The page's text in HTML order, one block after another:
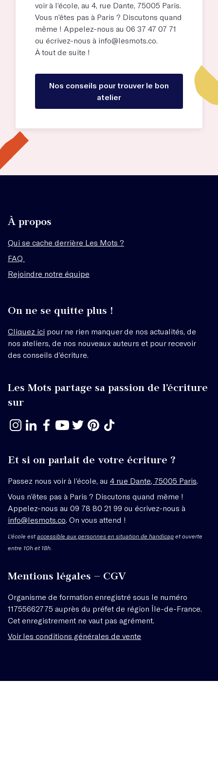
voir à l’école, au 4, rue Dante, 75005 Paris.
Vous n’êtes pas à Paris ? Discutons quand
même ! Appelez-nous au 06 37 47 07 71
ou écrivez-nous à info@lesmots.co.
À tout de suite !
Nos conseils pour trouver le bon
atelier
À propos
Qui se cache derrière Les Mots ?
FAQ
Rejoindre notre équipe
On ne se quitte plus !
Cliquez ici pour ne rien manquer de nos actualités, de
nos ateliers, de nos nouveaux auteurs et pour recevoir
des conseils d’écriture.
Les Mots partage sa passion de l’écriture
sur
Et si on parlait de votre écriture ?
Passez nous voir à l’école, au 4 rue Dante, 75005 Paris.
Vous n’êtes pas à Paris ? Discutons quand même !
Appelez-nous au 09 78 80 21 99 ou écrivez-nous à
info@lesmots.co. On vous attend !
L'école estaccessible aux personnes en situation de handicap et ouverte
entre 10h et 18h.
Mentions légales – CGV
Organisme de formation enregistré sous le numéro
11755662775 auprès du préfet de région Île-de-France.
Cet enregistrement ne vaut pas agrément.
Voir les conditions générales de vente